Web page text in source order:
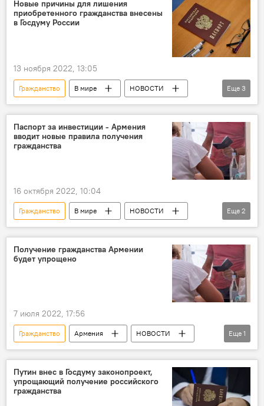
Гражданство Грузии
беженцы
Новые причины для лишения
приобретенного гражданства внесены
в Госдуму России
13 ноября 2022, 13:05
Гражданство В мире
НОВОСТИ
ПОЛИТИКА
Россия
Обострение ситуации вокруг Украины
Еще 3
Паспорт за инвестиции - Армения
вводит новые правила получения
гражданства
16 октября 2022, 10:04
Гражданство В мире
НОВОСТИ
ПОЛИТИКА
Армения
Еще 2
Получение гражданства Армении
будет упрощено
7 июля 2022, 17:56
Гражданство Армения
НОВОСТИ
ОБЩЕСТВО
Еще 1
Путин внес в Госдуму законопроект,
упрощающий получение российского
гражданства